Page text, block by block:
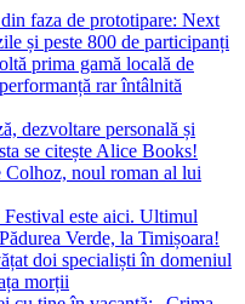
faza de prototipare: Next
și peste 800 de participanți
prima gamă locală de
rar întâlnită
dezvoltare personală și
se citește Alice Books!
Colhoz, noul roman al lui
este aici. Ultimul
Verde, la Timișoara!
doi specialiști în domeniul
morții